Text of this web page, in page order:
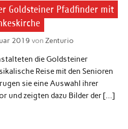
Goldsteiner Pfadfinder mit
2019 von Zenturio
die Goldsteiner
Reise mit den Senioren
sie eine Auswahl ihrer
und zeigten dazu Bilder der […]